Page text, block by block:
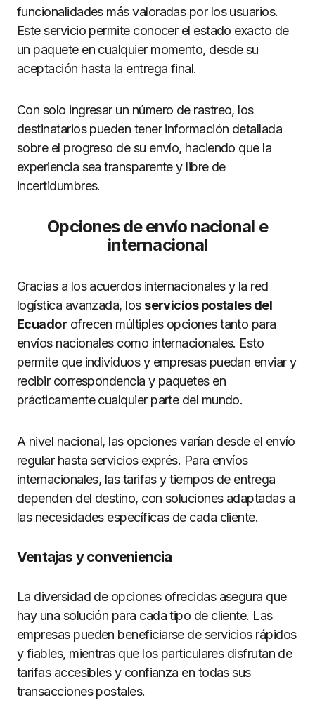
funcionalidades más valoradas por los usuarios.
Este servicio permite conocer el estado exacto de
un paquete en cualquier momento, desde su
aceptación hasta la entrega final.
Con solo ingresar un número de rastreo, los
destinatarios pueden tener información detallada
sobre el progreso de su envío, haciendo que la
experiencia sea transparente y libre de
incertidumbres.
Opciones de envío nacional e
internacional
Gracias a los acuerdos internacionales y la red
logística avanzada, los servicios postales del
Ecuador ofrecen múltiples opciones tanto para
envíos nacionales como internacionales. Esto
permite que individuos y empresas puedan enviar y
recibir correspondencia y paquetes en
prácticamente cualquier parte del mundo.
A nivel nacional, las opciones varían desde el envío
regular hasta servicios exprés. Para envíos
internacionales, las tarifas y tiempos de entrega
dependen del destino, con soluciones adaptadas a
las necesidades específicas de cada cliente.
Ventajas y conveniencia
La diversidad de opciones ofrecidas asegura que
hay una solución para cada tipo de cliente. Las
empresas pueden beneficiarse de servicios rápidos
y fiables, mientras que los particulares disfrutan de
tarifas accesibles y confianza en todas sus
transacciones postales.